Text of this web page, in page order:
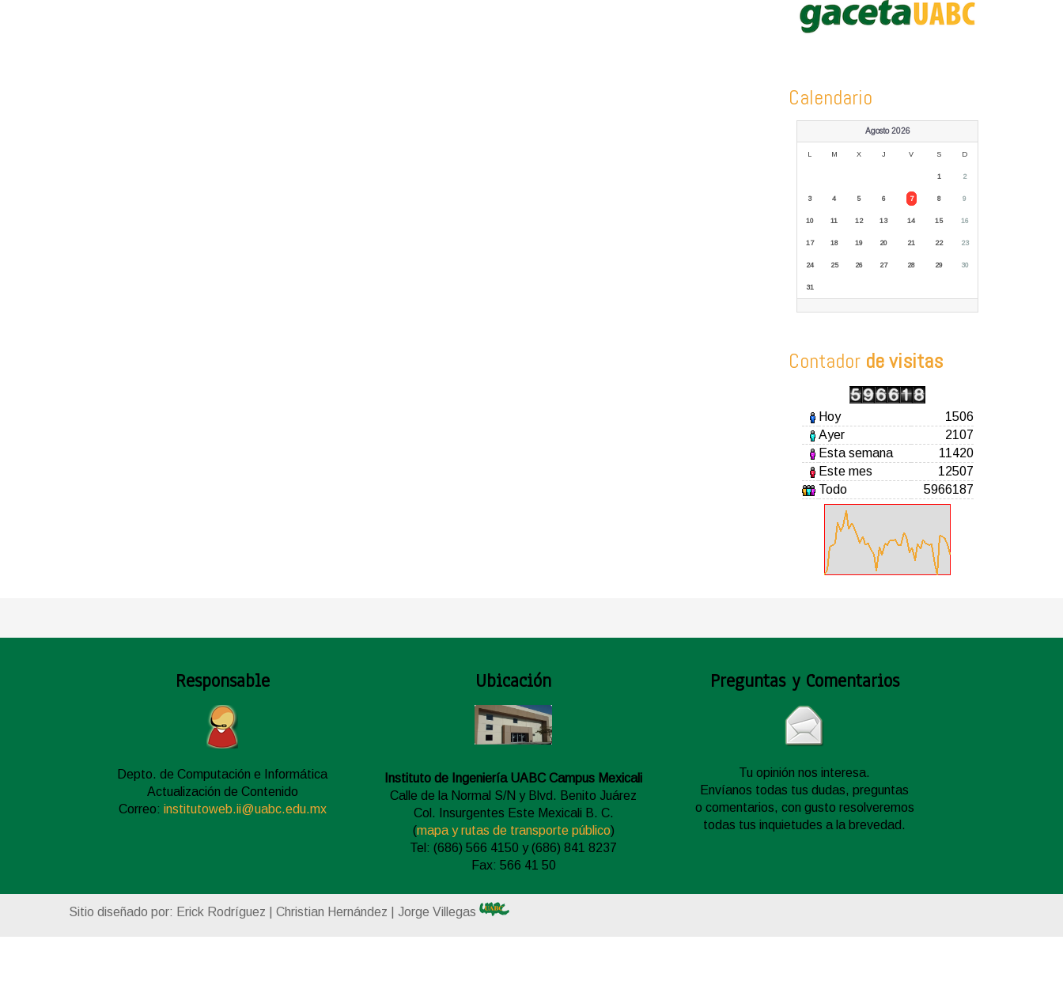
Calendario
Agosto 2026
L M X J V S D
1 2
3 4 5 6 7 8 9
10 11 12 13 14 15 16
17 18 19 20 21 22 23
24 25 26 27 28 29 30
31
Contador de visitas
Hoy
1506
Ayer
2107
Esta semana
11420
Este mes
12507
Todo
5966187
Responsable
Depto. de Computación e Informática
Actualización de Contenido
Correo: institutoweb.ii@uabc.edu.mx
Ubicación
Instituto de Ingeniería UABC Campus Mexicali
Calle de la Normal S/N y Blvd. Benito Juárez
Col. Insurgentes Este Mexicali B. C.
(mapa y rutas de transporte público)
Tel: (686) 566 4150 y (686) 841 8237
Fax: 566 41 50
Preguntas y Comentarios
Tu opinión nos interesa.
Envíanos todas tus dudas, preguntas
o comentarios, con gusto resolveremos
todas tus inquietudes a la brevedad.
Sitio diseñado por: Erick Rodríguez | Christian Hernández | Jorge Villegas